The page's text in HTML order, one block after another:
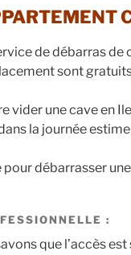
de débarras
sont
vider une cave en
la journée
débarrasser une
:
que l’accès